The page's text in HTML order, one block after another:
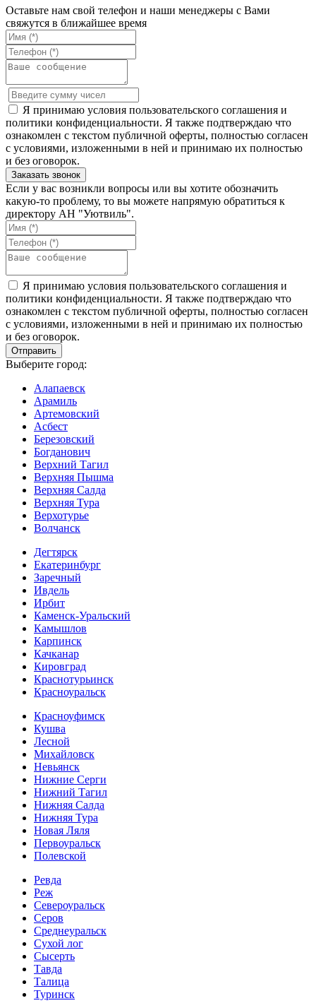
Оставьте нам свой телефон и наши менеджеры с Вами
свяжутся в ближайшее время
Я принимаю условия пользовательского соглашения и
политики конфиденциальности. Я также подтверждаю что
ознакомлен с текстом публичной оферты, полностью согласен
с условиями, изложенными в ней и принимаю их полностью
и без оговорок.
Если у вас возникли вопросы или вы хотите обозначить
какую-то проблему, то вы можете напрямую обратиться к
директору АН "Уютвиль".
Я принимаю условия пользовательского соглашения и
политики конфиденциальности. Я также подтверждаю что
ознакомлен с текстом публичной оферты, полностью согласен
с условиями, изложенными в ней и принимаю их полностью
и без оговорок.
Выберите город:
Алапаевск
Арамиль
Артемовский
Асбест
Березовский
Богданович
Верхний Тагил
Верхняя Пышма
Верхняя Салда
Верхняя Тура
Верхотурье
Волчанск
Дегтярск
Екатеринбург
Заречный
Ивдель
Ирбит
Каменск-Уральский
Камышлов
Карпинск
Качканар
Кировград
Краснотурьинск
Красноуральск
Красноуфимск
Кушва
Лесной
Михайловск
Невьянск
Нижние Серги
Нижний Тагил
Нижняя Салда
Нижняя Тура
Новая Ляля
Первоуральск
Полевской
Ревда
Реж
Североуральск
Серов
Среднеуральск
Сухой лог
Сысерть
Тавда
Талица
Туринск